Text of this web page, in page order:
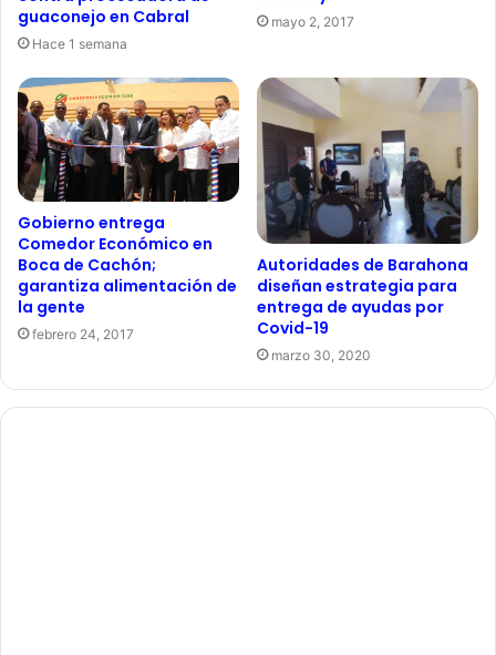
guaconejo en Cabral
Hace 1 semana
mayo 2, 2017
Gobierno entrega
Comedor Económico en
Boca de Cachón;
garantiza alimentación de
la gente
febrero 24, 2017
Autoridades de Barahona
diseñan estrategia para
entrega de ayudas por
Covid-19
marzo 30, 2020